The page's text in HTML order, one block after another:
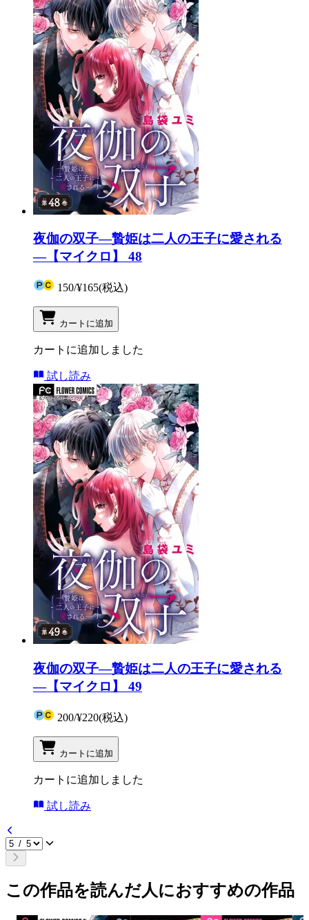
夜伽の双子―贄姫は二人の王子に愛される
―【マイクロ】 48
150/¥165(税込)
カートに追加
カートに追加しました
試し読み
夜伽の双子―贄姫は二人の王子に愛される
―【マイクロ】 49
200/¥220(税込)
カートに追加
カートに追加しました
試し読み
この作品を読んだ人におすすめの作品